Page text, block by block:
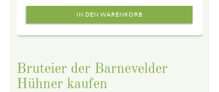
Bruteier der Barnevelder
Hühner kaufen